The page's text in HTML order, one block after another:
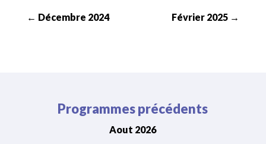
← Décembre 2024 Février 2025 →
Programmes précédents
Aout 2026